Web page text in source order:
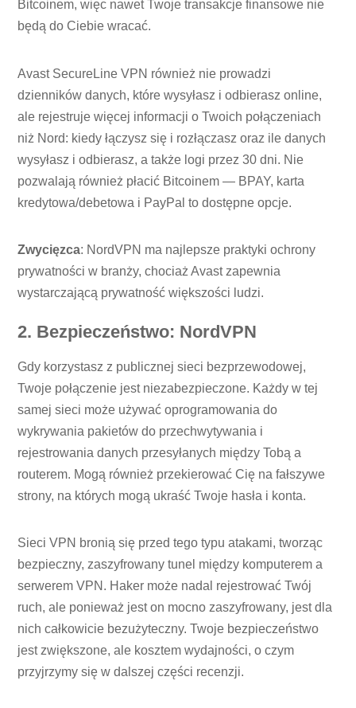
Bitcoinem, więc nawet Twoje transakcje finansowe nie
będą do Ciebie wracać.
Avast SecureLine VPN również nie prowadzi
dzienników danych, które wysyłasz i odbierasz online,
ale rejestruje więcej informacji o Twoich połączeniach
niż Nord: kiedy łączysz się i rozłączasz oraz ile danych
wysyłasz i odbierasz, a także logi przez 30 dni. Nie
pozwalają również płacić Bitcoinem — BPAY, karta
kredytowa/debetowa i PayPal to dostępne opcje.
Zwycięzca: NordVPN ma najlepsze praktyki ochrony
prywatności w branży, chociaż Avast zapewnia
wystarczającą prywatność większości ludzi.
2. Bezpieczeństwo: NordVPN
Gdy korzystasz z publicznej sieci bezprzewodowej,
Twoje połączenie jest niezabezpieczone. Każdy w tej
samej sieci może używać oprogramowania do
wykrywania pakietów do przechwytywania i
rejestrowania danych przesyłanych między Tobą a
routerem. Mogą również przekierować Cię na fałszywe
strony, na których mogą ukraść Twoje hasła i konta.
Sieci VPN bronią się przed tego typu atakami, tworząc
bezpieczny, zaszyfrowany tunel między komputerem a
serwerem VPN. Haker może nadal rejestrować Twój
ruch, ale ponieważ jest on mocno zaszyfrowany, jest dla
nich całkowicie bezużyteczny. Twoje bezpieczeństwo
jest zwiększone, ale kosztem wydajności, o czym
przyjrzymy się w dalszej części recenzji.